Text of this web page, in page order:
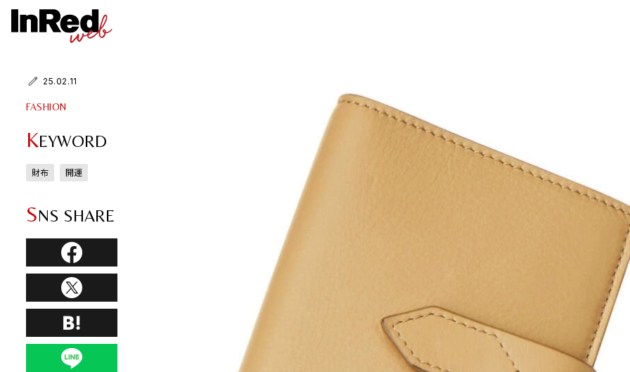
25.02.11
FASHION
KEYWORD
財布 開運
SNS SHARE